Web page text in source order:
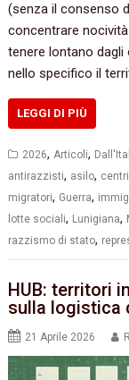
(senza il consenso
concentrare
tenere lontano dagli
nello specifico il
LEGGI DI PIÙ
2026,Articoli,
antirazzisti, asilo,
migratori, Guerra,
lotte sociali, Lunigiana,
razzismo di stato,
HUB: territori
sulla logistica
21 Aprile 2026